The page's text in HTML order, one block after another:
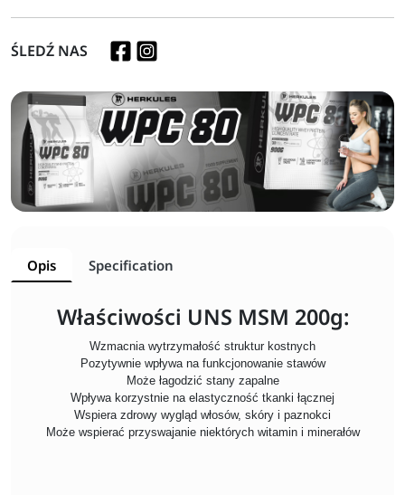
ŚLEDŹ NAS
Opis Specification
Właściwości UNS MSM 200g:
Wzmacnia wytrzymałość struktur kostnych
Pozytywnie wpływa na funkcjonowanie stawów
Może łagodzić stany zapalne
Wpływa korzystnie na elastyczność tkanki łącznej
Wspiera zdrowy wygląd włosów, skóry i paznokci
Może wspierać przyswajanie niektórych witamin i minerałów